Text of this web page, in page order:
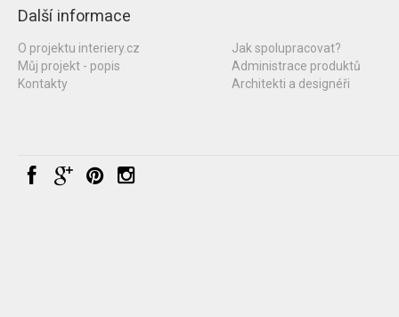
Další informace
O projektu interiery.cz
Můj projekt - popis
Kontakty
Jak spolupracovat?
Administrace produktů
Architekti a designéři